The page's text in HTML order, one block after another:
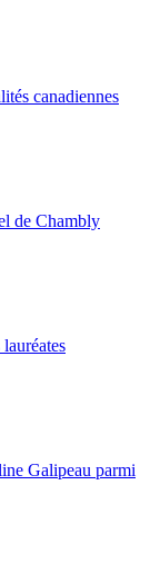
canadiennes
de Chambly
Galipeau parmi